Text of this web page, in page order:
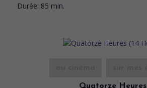
Durée: 85 min.
Quatorze Heures